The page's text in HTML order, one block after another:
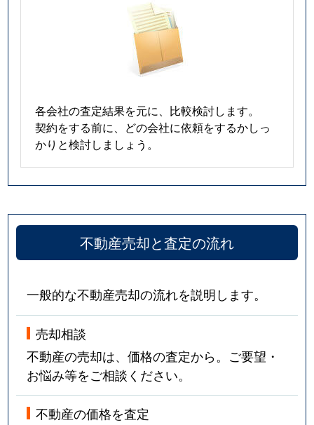
各会社の査定結果を元に、比較検討します。
契約をする前に、どの会社に依頼をするかしっ
かりと検討しましょう。
不動産売却と査定の流れ
一般的な不動産売却の流れを説明します。
売却相談
不動産の売却は、価格の査定から。ご要望・
お悩み等をご相談ください。
不動産の価格を査定